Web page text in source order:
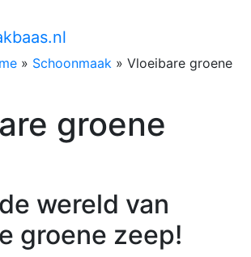
» Schoonmaak » Vloeibare groene
groene
wereld van
groene zeep!